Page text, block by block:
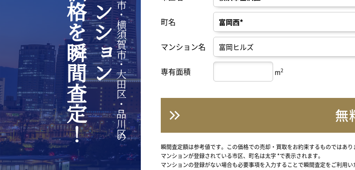
横浜市・川崎市・横須賀市・大田区・品川区の
相場価格を瞬間査定！ 町名
マンション名
専有面積 m2
無
瞬間査定額は参考値です。この価格での売却・買取をお約束するものではあり
マンションが登録されている市区、町名は太字 *で表示されます。
マンションの登録がない場合も必要事項を入力することで瞬間査定をご利用い